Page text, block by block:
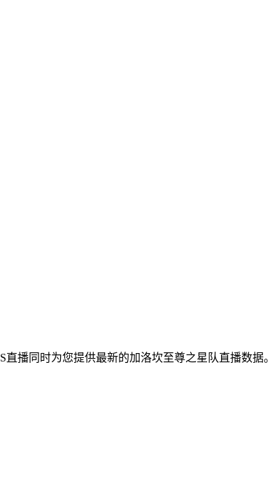
播同时为您提供最新的加洛坎至尊之星队直播数据。